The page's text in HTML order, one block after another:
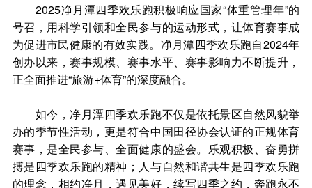
2025净月潭四季欢乐跑积极响应国家“体重管理年”的
号召，用科学引领和全民参与的运动形式，让体育赛事成
为促进市民健康的有效实践。净月潭四季欢乐跑自2024年
创办以来，赛事规模、赛事水平、赛事影响力不断提升，
正全面推进“旅游+体育”的深度融合。
如今，净月潭四季欢乐跑不仅是依托景区自然风貌举
办的季节性活动，更是符合中国田径协会认证的正规体育
赛事，是全民参与、全面健康的盛会。乐观积极、奋勇拼
搏是四季欢乐跑的精神；人与自然和谐共生是四季欢乐跑
的理念，相约净月，遇见美好，续写四季之约，奔跑永不